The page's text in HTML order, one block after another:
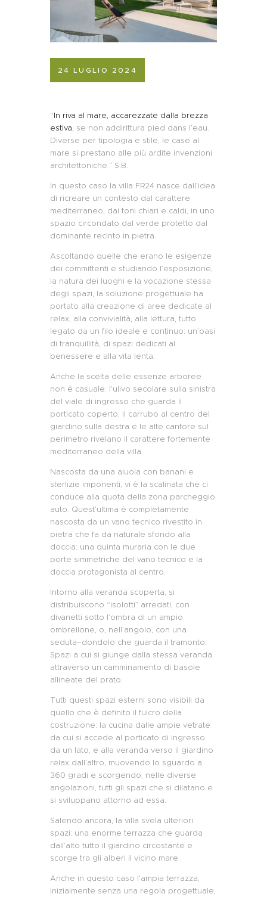
24 LUGLIO 2024
“In riva al mare, accarezzate dalla brezza
estiva, se non addirittura pied dans l’eau.
Diverse per tipologia e stile, le case al
mare si prestano alle più ardite invenzioni
architettoniche.” S.B.
In questo caso la villa FR24 nasce dall’idea
di ricreare un contesto dal carattere
mediterraneo, dai toni chiari e caldi, in uno
spazio circondato dal verde protetto dal
dominante recinto in pietra.
Ascoltando quelle che erano le esigenze
dei committenti e studiando l’esposizione,
la natura dei luoghi e la vocazione stessa
degli spazi, la soluzione progettuale ha
portato alla creazione di aree dedicate al
relax, alla convivialità, alla lettura, tutto
legato da un filo ideale e continuo: un’oasi
di tranquillità, di spazi dedicati al
benessere e alla vita lenta.
Anche la scelta delle essenze arboree
non è casuale: l’ulivo secolare sulla sinistra
del viale di ingresso che guarda il
porticato coperto; il carrubo al centro del
giardino sulla destra e le alte canfore sul
perimetro rivelano il carattere fortemente
mediterraneo della villa.
Nascosta da una aiuola con banani e
sterlizie imponenti, vi è la scalinata che ci
conduce alla quota della zona parcheggio
auto. Quest’ultima è completamente
nascosta da un vano tecnico rivestito in
pietra che fa da naturale sfondo alla
doccia: una quinta muraria con le due
porte simmetriche del vano tecnico e la
doccia protagonista al centro.
Intorno alla veranda scoperta, si
distribuiscono “isolotti” arredati, con
divanetti sotto l’ombra di un ampio
ombrellone, o, nell’angolo, con una
seduta–dondolo che guarda il tramonto.
Spazi a cui si giunge dalla stessa veranda
attraverso un camminamento di basole
allineate del prato.
Tutti questi spazi esterni sono visibili da
quello che è definito il fulcro della
costruzione: la cucina dalle ampie vetrate
da cui si accede al porticato di ingresso
da un lato, e alla veranda verso il giardino
relax dall’altro, muovendo lo sguardo a
360 gradi e scorgendo, nelle diverse
angolazioni, tutti gli spazi che si dilatano e
si sviluppano attorno ad essa.
Salendo ancora, la villa svela ulteriori
spazi: una enorme terrazza che guarda
dall’alto tutto il giardino circostante e
scorge tra gli alberi il vicino mare.
Anche in questo caso l’ampia terrazza,
inizialmente senza una regola progettuale,